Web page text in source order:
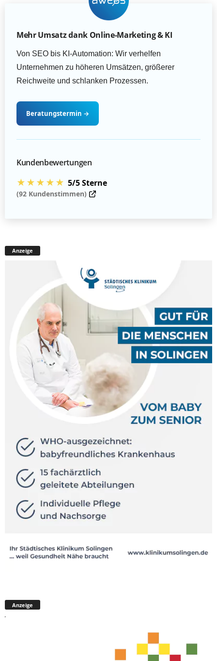
Mehr Umsatz dank Online-Marketing & KI
Von SEO bis KI-Automation: Wir verhelfen
Unternehmen zu höheren Umsätzen, größerer
Reichweite und schlanken Prozessen.
Beratungstermin →
Kundenbewertungen
★★★★★ 5/5 Sterne
(92 Kundenstimmen)
Anzeige
Anzeige